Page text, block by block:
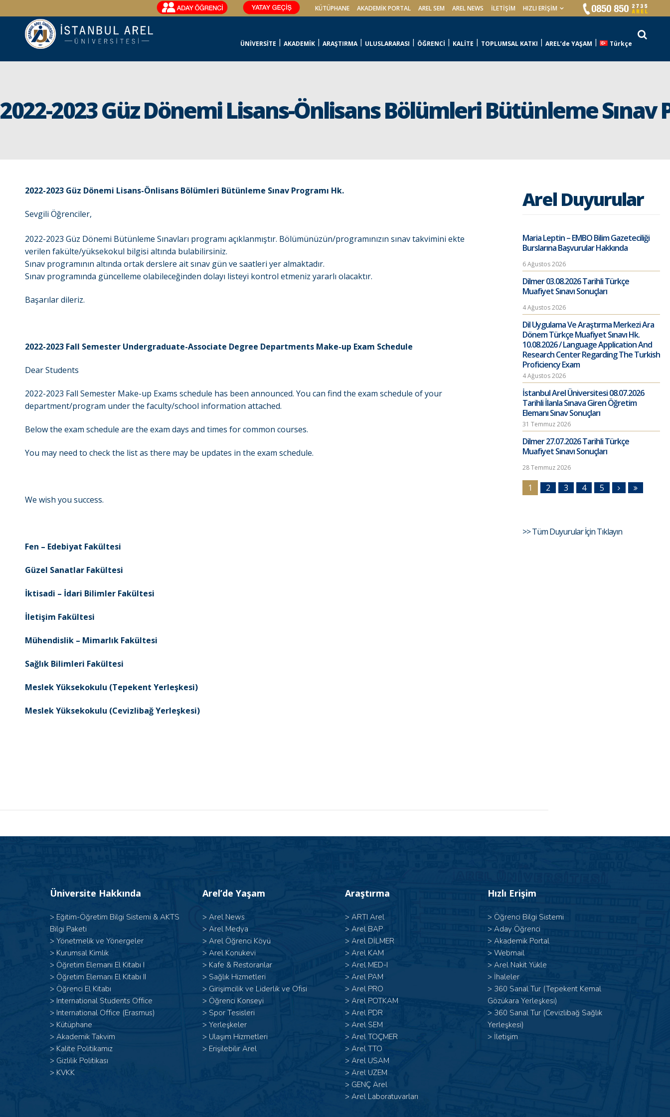
KÜTÜPHANE AKADEMİK PORTAL AREL SEM AREL NEWS İLETIŞIM HIZLI ERİŞİM
ÜNİVERSİTE AKADEMİK ARAŞTIRMA ULUSLARARASI ÖĞRENCİ KALİTE TOPLUMSAL KATKI AREL’de YAŞAM Türkçe
2022-2023 Güz Dönemi Lisans-Önlisans Bölümleri Bütünleme Sınav
2022-2023 Güz Dönemi Lisans-Önlisans Bölümleri Bütünleme Sınav Programı Hk.
Sevgili Öğrenciler,
2022-2023 Güz Dönemi Bütünleme Sınavları programı açıklanmıştır. Bölümünüzün/programınızın sınav takvimini ekte
verilen fakülte/yüksekokul bilgisi altında bulabilirsiniz.
Sınav programının altında ortak derslere ait sınav gün ve saatleri yer almaktadır.
Sınav programında güncelleme olabileceğinden dolayı listeyi kontrol etmeniz yararlı olacaktır.
Başarılar dileriz.
2022-2023 Fall Semester Undergraduate-Associate Degree Departments Make-up Exam Schedule
Dear Students
2022-2023 Fall Semester Make-up Exams schedule has been announced. You can find the exam schedule of your
department/program under the faculty/school information attached.
Below the exam schedule are the exam days and times for common courses.
You may need to check the list as there may be updates in the exam schedule.
We wish you success.
Fen – Edebiyat Fakültesi
Güzel Sanatlar Fakültesi
İktisadi – İdari Bilimler Fakültesi
İletişim Fakültesi
Mühendislik – Mimarlık Fakültesi
Sağlık Bilimleri Fakültesi
Meslek Yüksekokulu (Tepekent Yerleşkesi)
Meslek Yüksekokulu (Cevizlibağ Yerleşkesi)
Arel Duyurular
Maria Leptin – EMBO Bilim Gazeteciliği
Burslarına Başvurular Hakkında
6 Ağustos 2026
Dilmer 03.08.2026 Tarihli Türkçe
Muafiyet Sınavı Sonuçları
4 Ağustos 2026
Dil Uygulama Ve Araştırma Merkezi Ara
Dönem Türkçe Muafiyet Sınavı Hk.
10.08.2026 / Language Application And
Research Center Regarding The Turkish
Proficiency Exam
4 Ağustos 2026
İstanbul Arel Üniversitesi 08.07.2026
Tarihli İlanla Sınava Giren Öğretim
Elemanı Sınav Sonuçları
31 Temmuz 2026
Dilmer 27.07.2026 Tarihli Türkçe
Muafiyet Sınavı Sonuçları
28 Temmuz 2026
1 2 3 4 5
>> Tüm Duyurular İçin Tıklayın
Üniversite Hakkında
> Eğitim-Öğretim Bilgi Sistemi & AKTS
Bilgi Paketi
> Yönetmelik ve Yönergeler
> Kurumsal Kimlik
> Öğretim Elemanı El Kitabı I
> Öğretim Elemanı El Kitabı II
> Öğrenci El Kitabı
> International Students Office
> International Office (Erasmus)
> Kütüphane
> Akademik Takvim
> Kalite Politikamız
> Gizlilik Politikası
> KVKK
Arel’de Yaşam
> Arel News
> Arel Medya
> Arel Öğrenci Köyü
> Arel Konukevi
> Kafe & Restoranlar
> Sağlık Hizmetleri
> Girişimcilik ve Liderlik ve Ofisi
> Öğrenci Konseyi
> Spor Tesisleri
> Yerleşkeler
> Ulaşım Hizmetleri
> Erişilebilir Arel
Araştırma
> ARTI Arel
> Arel BAP
> Arel DİLMER
> Arel KAM
> Arel MED-I
> Arel PAM
> Arel PRO
> Arel POTKAM
> Arel PDR
> Arel SEM
> Arel TOÇMER
> Arel TTO
> Arel USAM
> Arel UZEM
> GENÇ Arel
> Arel Laboratuvarları
Hızlı Erişim
> Öğrenci Bilgi Sistemi
> Aday Öğrenci
> Akademik Portal
> Webmail
> Arel Nakit Yükle
> İhaleler
> 360 Sanal Tur (Tepekent Kemal
Gözükara Yerleşkesi)
> 360 Sanal Tur (Cevizlibağ Sağlık
Yerleşkesi)
> İletişim